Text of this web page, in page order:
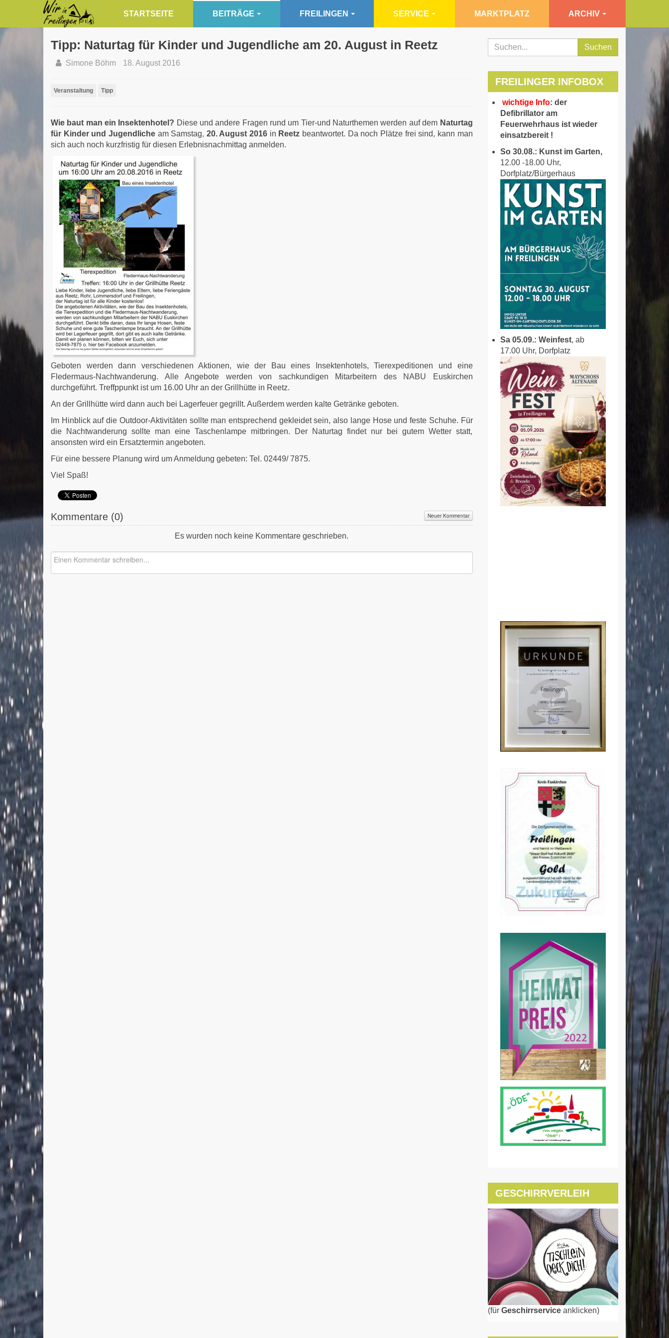
STARTSEITE BEITRÄGE FREILINGEN SERVICE MARKTPLATZ ARCHIV
Tipp: Naturtag für Kinder und Jugendliche am 20. August in Reetz
Simone Böhm 18. August 2016
Veranstaltung Tipp
Wie baut man ein Insektenhotel? Diese und andere Fragen rund um Tier-und Naturthemen werden auf dem Naturtag
für Kinder und Jugendlicheam Samstag, 20. August 2016 in Reetz beantwortet. Da noch Plätze frei sind, kann man
sich auch noch kurzfristig für diesen Erlebnisnachmittag anmelden.
Geboten werden dann verschiedenen Aktionen, wie der Bau eines Insektenhotels, Tierexpeditionen und eine
Fledermaus-Nachtwanderung. Alle Angebote werden von sachkundigen Mitarbeitern des NABU Euskirchen
durchgeführt. Treffppunkt ist um 16.00 Uhr an der Grillhütte in Reetz.
An der Grillhütte wird dann auch bei Lagerfeuer gegrillt. Außerdem werden kalte Getränke geboten.
Im Hinblick auf die Outdoor-Aktivitäten sollte man entsprechend gekleidet sein, also lange Hose und feste Schuhe. Für
die Nachtwanderung sollte man eine Taschenlampe mitbringen. Der Naturtag findet nur bei gutem Wetter statt,
ansonsten wird ein Ersatztermin angeboten.
Für eine bessere Planung wird um Anmeldung gebeten: Tel. 02449/ 7875.
Viel Spaß!
Kommentare (0) Neuer Kommentar
Es wurden noch keine Kommentare geschrieben.
Suchen
FREILINGER INFOBOX
wichtige Info: der
Defibrillator am
Feuerwehrhaus ist wieder
einsatzbereit !
So 30.08.: Kunst im Garten,
12.00 -18.00 Uhr,
Dorfplatz/Bürgerhaus
Sa 05.09.: Weinfest, ab
17.00 Uhr, Dorfplatz
GESCHIRRVERLEIH
(für Geschirrserviceanklicken)